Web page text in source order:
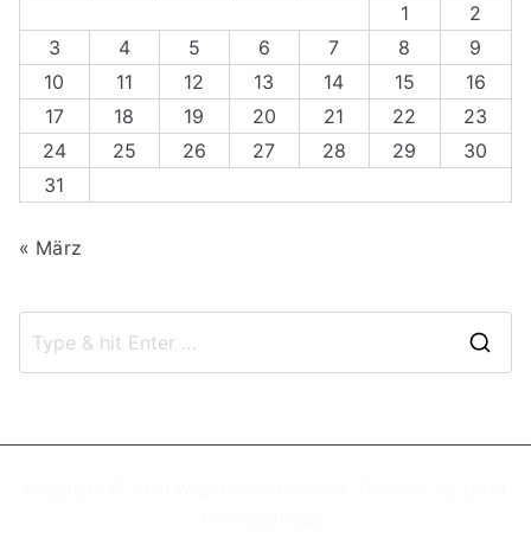
1
2
3
4 5 6 7 8
9
10
11 12 13 14 15
16
17
18 19 20 21 22
23
24
25 26 27 28 29
30
31
« März